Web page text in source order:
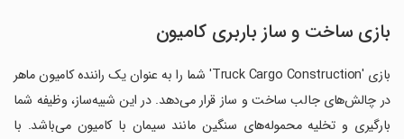
بازی ساخت و ساز باربری کامیون
بازی 'Truck Cargo Construction' شما را به عنوان یک راننده کامیون ماهر
در چالش‌های جالب ساخت و ساز قرار می‌دهد. در این شبیه‌ساز، وظیفه شما
بارگیری و تخلیه محموله‌های سنگین مانند سیمان با کامیون می‌باشد. با